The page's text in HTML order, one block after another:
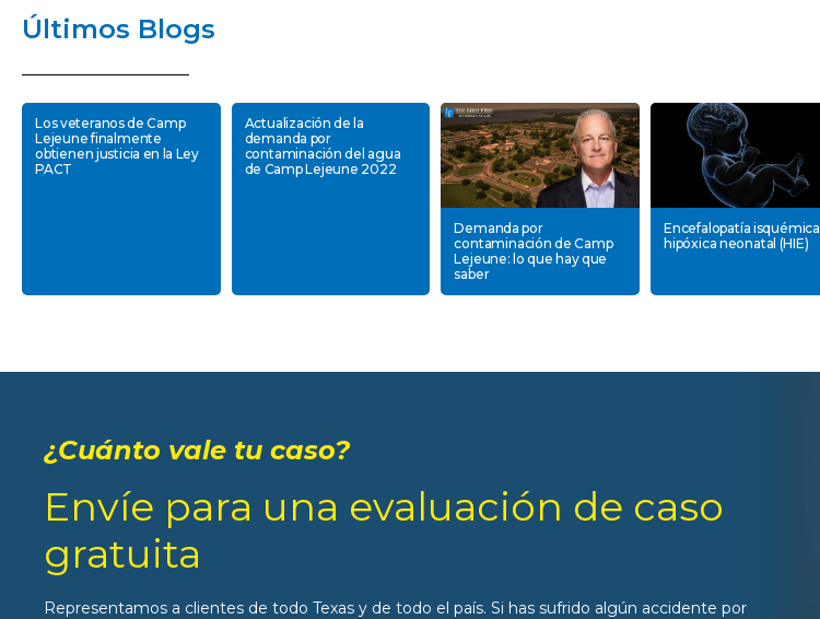
Últimos Blogs
Los veteranos de Camp
Lejeune finalmente
obtienen justicia en la Ley
PACT
Actualización de la
demanda por
contaminación del agua
de Camp Lejeune 2022
Demanda por
contaminación de Camp
Lejeune: lo que hay que
saber
Encefalopatía isquémica
hipóxica neonatal (HIE)
¿Cuánto vale tu caso?
Envíe para una evaluación de caso
gratuita
Representamos a clientes de todo Texas y de todo el país. Si has sufrido algún accidente por